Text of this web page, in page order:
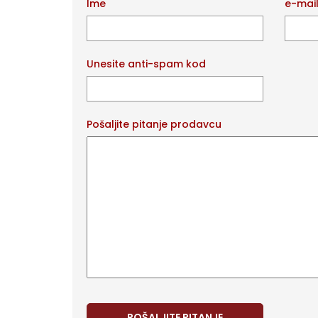
Ime e-mail
Unesite anti-spam kod
Pošaljite pitanje prodavcu